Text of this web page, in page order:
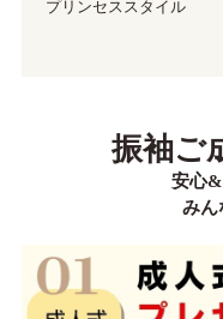
プリンセススタイル
振袖ご
安心
みん